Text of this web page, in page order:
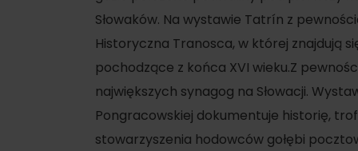
Słowaków. Na wystawie Tatrín z
Historyczna Tranosca, w której znajdują
pochodzące z końca XVI wieku.Z
największych synagog na Słowacji.
Pongracowskiej dokumentuje historię,
stowarzyszenia hodowców gołębi